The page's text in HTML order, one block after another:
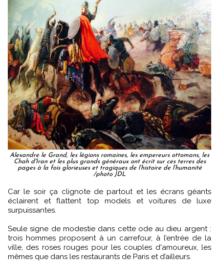
Alexandre le Grand, les légions romaines, les empereurs ottomans, les
Chah d'Iran et les plus grands généraux ont écrit sur ces terres des
pages à la fois glorieuses et tragiques de l’histoire de l’humanité
/photo JDL
Car le soir ça clignote de partout et les écrans géants
éclairent et flattent top models et voitures de luxe
surpuissantes.
Seule signe de modestie dans cette ode au dieu argent :
trois hommes proposent à un carrefour, à l’entrée de la
ville, des roses rouges pour les couples d'amoureux, les
mêmes que dans les restaurants de Paris et d’ailleurs.